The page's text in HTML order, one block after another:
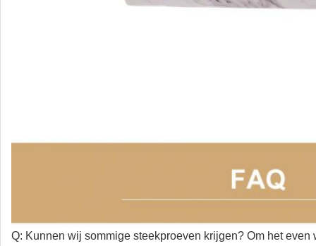
Q: Kunnen wij sommige steekproeven krijgen? Om het even